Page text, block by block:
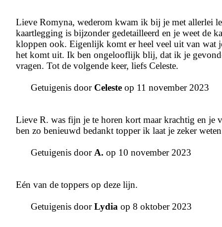
Lieve Romyna, wederom kwam ik bij je met allerlei
kaartlegging is bijzonder gedetailleerd en je weet de
kloppen ook. Eigenlijk komt er heel veel uit van wat
het komt uit. Ik ben ongelooflijk blij, dat ik je
vragen. Tot de volgende keer, liefs Celeste.
Getuigenis door Celeste op 11 november 2023
Lieve R. was fijn je te horen kort maar krachtig en je
ben zo benieuwd bedankt topper ik laat je zeker
Getuigenis doorA. op 10 november 2023
Eén van de toppers op deze lijn.
Getuigenis doorLydia op 8 oktober 2023